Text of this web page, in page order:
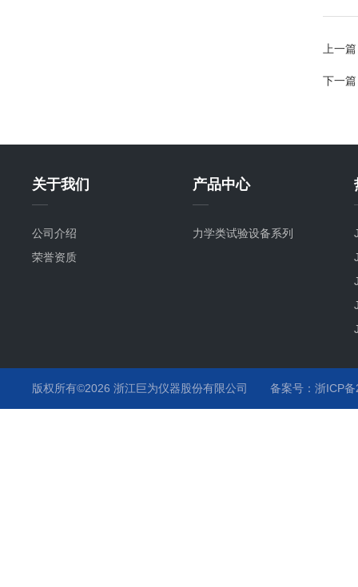
上一
下一
关于我们
公司介绍
荣誉资质
产品中心
力学类试验设备系列
版权所有©2026 浙江巨为仪器股份有限公司 备案号：浙ICP